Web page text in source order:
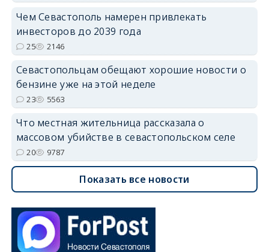
Чем Севастополь намерен привлекать
инвесторов до 2039 года
25 2146
Севастопольцам обещают хорошие новости о
бензине уже на этой неделе
23 5563
Что местная жительница рассказала о
массовом убийстве в севастопольском селе
20 9787
Показать все новости